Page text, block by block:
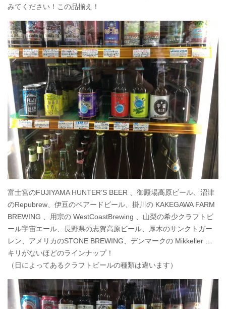
みてください！この品揃え！
富士宮のFUJIYAMA HUNTER’S BEER 、御殿場高原ビール、沼津
のRepubrew、伊豆のベアードビール、掛川の KAKEGAWA FARM
BREWING 、用宗の WestCoastBrewing 、山梨の希少クラフトビ
ール宇宙エール、長野県の志賀高原ビール、厚木のサンクトガー
レン、アメリカのSTONE BREWING、デンマークの Mikkeller …
キリがないほどのラインナップ！
（日によってあるクラフトビールの種類は違います）